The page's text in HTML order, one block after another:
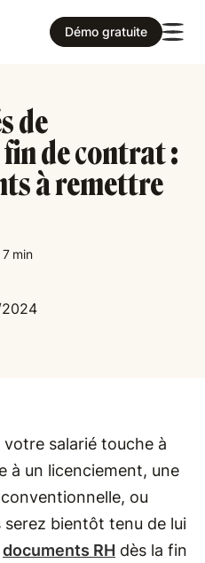
Démo gratuite
de
de contrat :
à remettre
7 min
salarié touche à
à un licenciement, une
ou
bientôt tenu de lui
documents RH dès la fin